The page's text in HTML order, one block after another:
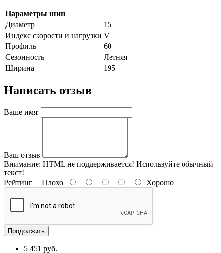
Параметры шин
Диаметр
15
Индекс скорости и нагрузки V
Профиль
60
Сезонность
Летняя
Ширина
195
Написать отзыв
Ваше имя:
Ваш отзыв
Внимание: HTML не поддерживается! Используйте обычный
текст!
Рейтинг Плохо Хорошо
Продолжить
5 451 руб.